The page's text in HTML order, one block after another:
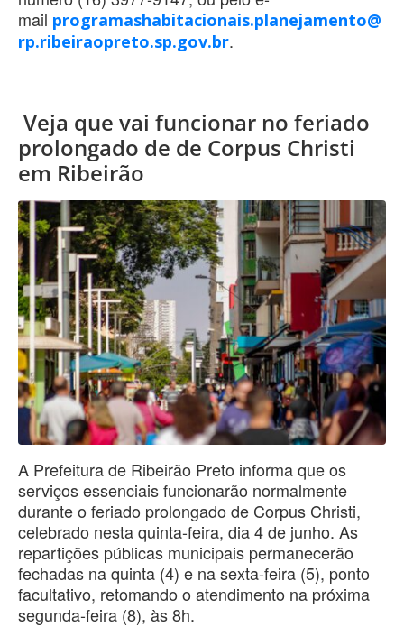
mail programashabitacionais.planejamento@
rp.ribeiraopreto.sp.gov.br.
Veja que vai funcionar no feriado
prolongado de de Corpus Christi
em Ribeirão
A Prefeitura de Ribeirão Preto informa que os
serviços essenciais funcionarão normalmente
durante o feriado prolongado de Corpus Christi,
celebrado nesta quinta-feira, dia 4 de junho. As
repartições públicas municipais permanecerão
fechadas na quinta (4) e na sexta-feira (5), ponto
facultativo, retomando o atendimento na próxima
segunda-feira (8), às 8h.